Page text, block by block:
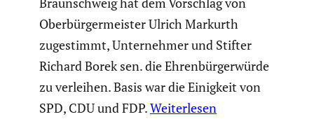
Oberbürgermeister Ulrich Markurth
zugestimmt, Unternehmer und Stifter
Richard Borek sen. die Ehrenbürgerwürde
zu verleihen. Basis war die Einigkeit von
SPD, CDU und FDP.Weiterlesen